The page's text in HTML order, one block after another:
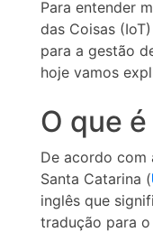
Para entender
das Coisas
para a gestão
hoje vamos
O que é
De acordo com
Santa Catarina (
inglês que
tradução para